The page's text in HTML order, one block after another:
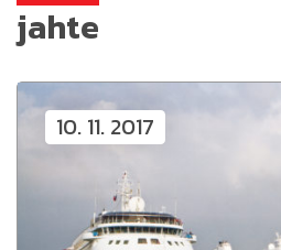
jahte
10. 11. 2017